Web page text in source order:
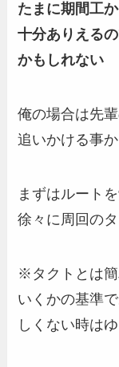
たまに期間工
十分ありえる
かもしれない
俺の場合は先
追いかける事か
まずはルート
徐々に周回の
※タクトとは
いくかの基準
しくない時は